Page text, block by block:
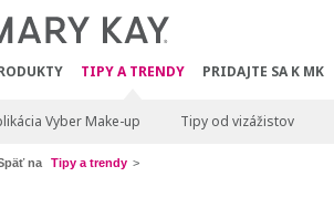
TIPY A TRENDY PRIDAJTE SA K MK
Vyber Make-up Tipy od vizážistov
na Tipy a trendy